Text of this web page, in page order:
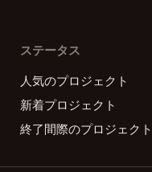
ステータス
人気のプロジェクト
新着プロジェクト
終了間際のプロジェクト